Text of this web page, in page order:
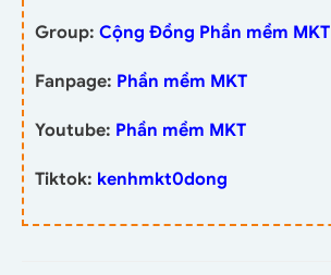
Group: Cộng Đồng Phần mềm MKT
Fanpage: Phần mềm MKT
Youtube: Phần mềm MKT
Tiktok: kenhmkt0dong